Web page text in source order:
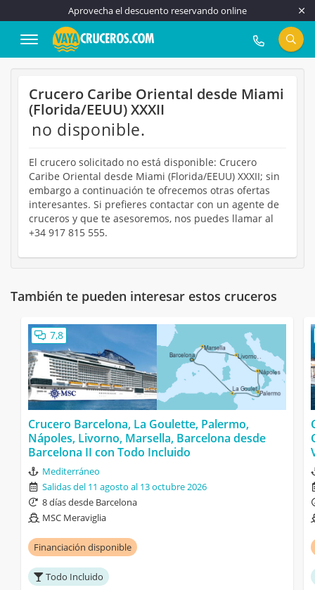
Aprovecha el descuento reservando online
917 815 555
Crucero Caribe Oriental desde Miami
(Florida/EEUU) XXXII
no disponible.
El crucero solicitado no está disponible: Crucero
Caribe Oriental desde Miami (Florida/EEUU) XXXII; sin
embargo a continuación te ofrecemos otras ofertas
interesantes. Si prefieres contactar con un agente de
cruceros y que te asesoremos, nos puedes llamar al
+34 917 815 555.
También te pueden interesar estos cruceros
7,8
Crucero Barcelona, La Goulette, Palermo,
Nápoles, Livorno, Marsella, Barcelona desde
Barcelona II con Todo Incluido
Mediterráneo
Salidas del 11 agosto al 13 octubre 2026
8 días desde Barcelona
MSC Meraviglia
Financiación disponible
Todo Incluido